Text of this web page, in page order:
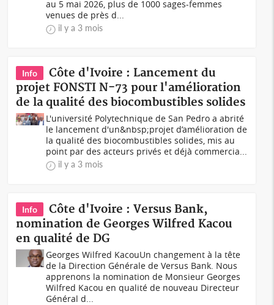
au 5 mai 2026, plus de 1000 sages-femmes
venues de près d...
il y a 3 mois
Info
Côte d'Ivoire : Lancement du
projet FONSTI N-73 pour l'amélioration
de la qualité des biocombustibles solides
L'université Polytechnique de San Pedro a abrité
le lancement d'un&nbsp;projet d’amélioration de
la qualité des biocombustibles solides, mis au
point par des acteurs privés et déjà commercia...
il y a 3 mois
Info
Côte d'Ivoire : Versus Bank,
nomination de Georges Wilfred Kacou
en qualité de DG
Georges Wilfred KacouUn changement à la tête
de la Direction Générale de Versus Bank. Nous
apprenons la nomination de Monsieur Georges
Wilfred Kacou en qualité de nouveau Directeur
Général d...